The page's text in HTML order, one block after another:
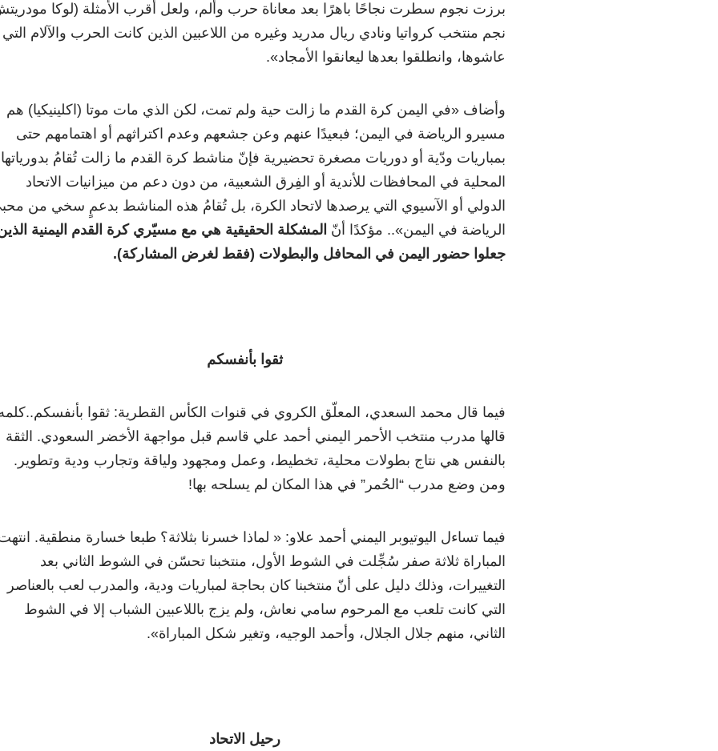
برزت نجوم سطرت نجاحًا باهرًا بعد معاناة حرب وألم، ولعل أقرب الأمثلة (لوكا
نجم منتخب كرواتيا ونادي ريال مدريد وغيره من اللاعبين الذين كانت الحرب والآلام التي
عاشوها، وانطلقوا بعدها ليعانقوا الأمجاد».
وأضاف «في اليمن كرة القدم ما زالت حية ولم تمت، لكن الذي مات موتا (اكلينيكيا) هم
مسيرو الرياضة في اليمن؛ فبعيدًا عنهم وعن جشعهم وعدم اكتراثهم أو اهتمامهم حتى
بمباريات ودّية أو دوريات مصغرة تحضيرية فإنّ مناشط كرة القدم ما زالت تُقامُ بدورياتها
المحلية في المحافظات للأندية أو الفِرق الشعبية، من دون دعم من ميزانيات الاتحاد
الدولي أو الآسيوي التي يرصدها لاتحاد الكرة، بل تُقامُ هذه المناشط بدعمٍ سخي من
الرياضة في اليمن».. مؤكدًا أنّ المشكلة الحقيقية هي مع مسيّري كرة القدم اليمنية
جعلوا حضور اليمن في المحافل والبطولات (فقط لغرض المشاركة).
ثقوا بأنفسكم
فيما قال محمد السعدي، المعلّق الكروي في قنوات الكأس القطرية: ثقوا
قالها مدرب منتخب الأحمر اليمني أحمد علي قاسم قبل مواجهة الأخضر السعودي. الثقة
بالنفس هي نتاج بطولات محلية، تخطيط، وعمل ومجهود ولياقة وتجارب ودية وتطوير.
ومن وضع مدرب “الحُمر” في هذا المكان لم يسلحه بها!
فيما تساءل اليوتيوبر اليمني أحمد علاو: « لماذا خسرنا بثلاثة؟ طبعا خسارة منطقية.
المباراة ثلاثة صفر سُجِّلت في الشوط الأول، منتخبنا تحسّن في الشوط الثاني بعد
التغييرات، وذلك دليل على أنّ منتخبنا كان بحاجة لمباريات ودية، والمدرب لعب بالعناصر
التي كانت تلعب مع المرحوم سامي نعاش، ولم يزج باللاعبين الشباب إلا في الشوط
الثاني، منهم جلال الجلال، وأحمد الوجيه، وتغير شكل المباراة».
رحيل الاتحاد